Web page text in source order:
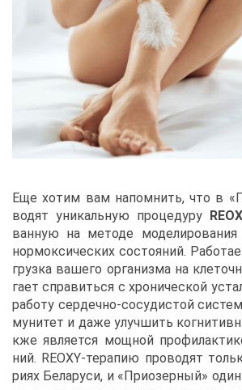
Еще хо­тим вам на­пом­нить, что в
во­дят уни­каль­ную про­це­ду­ру
ван­ную на ме­то­де мо­де­ли­ро­ва­ния
нор­мок­си­че­ских со­сто­я­ний.
груз­ка ва­ше­го ор­га­низ­ма на
га­ет спра­вить­ся с хро­ни­че­ской
ра­бо­ту сер­деч­но-со­су­ди­стой
му­ни­тет и да­же улуч­шить
к­же яв­ля­ет­ся мощ­ной
ний. REOXY-те­ра­пию про­во­дят
ри­ях Бе­ла­ру­си, и «При­озер­ный»